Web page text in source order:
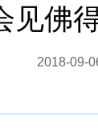
见佛
2018-09-